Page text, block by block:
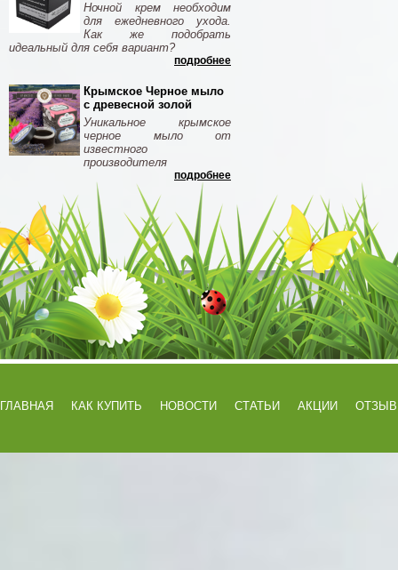
Ночной крем необходим
для ежедневного ухода.
Как же подобрать
идеальный для себя вариант?
подробнее
Крымское Черное мыло
с древесной золой
Уникальное крымское
черное мыло от
известного
производителя
подробнее
ГЛАВНАЯ КАК КУПИТЬ НОВОСТИ СТАТЬИ АКЦИИ